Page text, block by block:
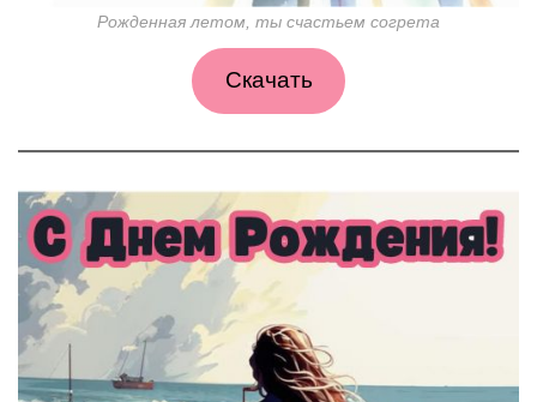
Рожденная летом, ты счастьем согрета
Скачать